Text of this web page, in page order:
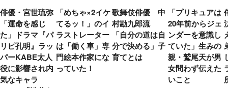
俳優・宮世琉弥
「運命を感じ
た」ドラマ『パ
リピ孔明』ラッ
パーKABE太人
役に影響され内
気なキャラ
「めちゃ×2イケ
てるッ！」のイ
ラストレーター
は「働く車」専
門絵本作家にな
っていた！
歌舞伎俳優 中
村勘九郎流
「自分の道は自
分で決める」子
育てとは
「プリキュアは
20年前からジェ
ンダーを意識し
ていた」生みの
親・鷲尾天が男
女問わず伝えた
いこと